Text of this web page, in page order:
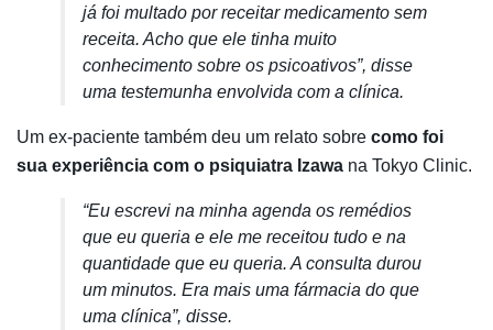
já foi multado por receitar medicamento sem
receita. Acho que ele tinha muito
conhecimento sobre os psicoativos”, disse
uma testemunha envolvida com a clínica.
Um ex-paciente também deu um relato sobre como foi
sua experiência com o psiquiatra Izawa na Tokyo Clinic.
“Eu escrevi na minha agenda os remédios
que eu queria e ele me receitou tudo e na
quantidade que eu queria. A consulta durou
um minutos. Era mais uma fármacia do que
uma clínica”, disse.